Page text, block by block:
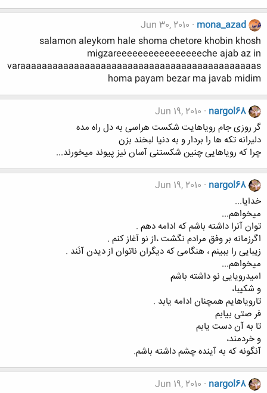
mona_azad
Jun 30, 2010
salamon aleykom hale shoma chetore khobin khosh
migzareeeeeeeeeeeeeeeeche ajab az in
varaaaaaaaaaaaaaaaaaaaaaaaaaaaaaaaaaaaaaaaaaaaas
homa payam bezar ma javab midim
nargol68
Jun 19, 2010
گر روزی جام رویاهایت شکست هراسی به دل راه مده
دلیرانه تکه ها را بردار و به دنیا لبخند بزن
چرا که رویاهایی چنین شکستنی آسان نیز پیوند میخورند...
nargol68
Jun 19, 2010
خدایا...
میخواهم...
توان آنرا داشته باشم که ادامه دهم .
اگرزمانه بر وفق مرادم نگشت ،از نو آغاز کنم .
زیبایی را ببینم ، هنگامی که دیگران ناتوان از دیدن آنَند .
میخواهم...
امیدرویایی نو داشته باشم
و شکیبا،
تارویاهایم همچنان ادامه یابد .
فر صتی بیابم
تا به آن دست یابم
و خردمند،
آنگونه که به آینده چشم داشته باشم.
nargol68
Jun 19, 2010